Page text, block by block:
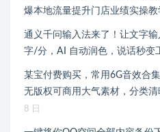
爆本地流量提升门店业绩实操教
通义千问输入法来了！让文字
字/分，AI 自动润色，说话秒变
某宝付费购买，常用6G音效合
无版权可商用大气素材，分类
8 日